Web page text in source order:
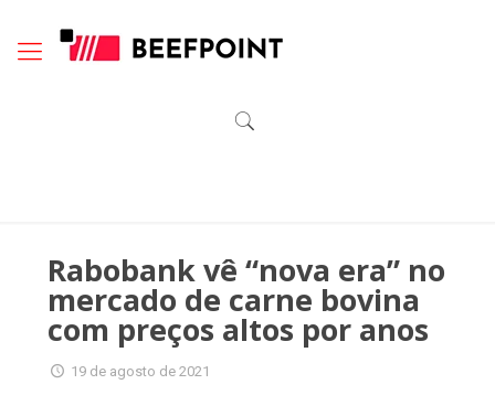
Rabobank vê “nova era” no
mercado de carne bovina
com preços altos por anos
19 de agosto de 2021